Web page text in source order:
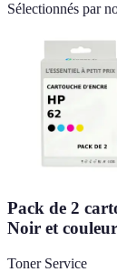
Sélectionnés par
Pack de 2
Noir et
Toner Service